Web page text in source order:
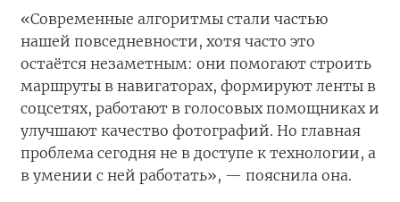
«Современные алгоритмы стали частью
нашей повседневности, хотя часто это
остаётся незаметным: они помогают строить
маршруты в навигаторах, формируют ленты в
соцсетях, работают в голосовых помощниках и
улучшают качество фотографий. Но главная
проблема сегодня не в доступе к технологии, а
в умении с ней работать», — пояснила она.